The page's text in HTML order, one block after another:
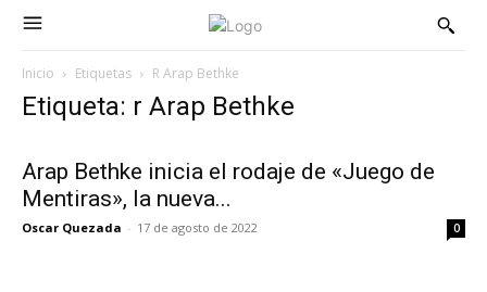
Inicio Etiquetas R Arap Bethke
Etiqueta: r Arap Bethke
Arap Bethke inicia el rodaje de «Juego de
Mentiras», la nueva...
Oscar Quezada - 17 de agosto de 2022 0